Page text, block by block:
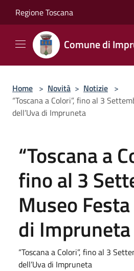
Regione Toscana
Comune di
Home > Novità > Notizie >
“Toscana a Colori”, fino al 3
dell’Uva di Impruneta
“Toscana a
fino al 3
Museo
di Impruneta
“Toscana a Colori”, fino al 3
dell’Uva di Impruneta